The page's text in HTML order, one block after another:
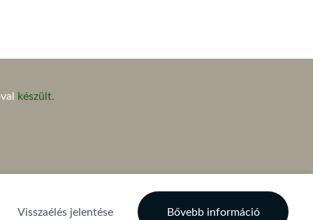
készült.
Visszaélés jelentése Bővebb információ